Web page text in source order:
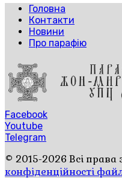
Головна
Контакти
Новини
Про парафію
Facebook
Youtube
Telegram
© 2015-2026 Всі права
конфіденційності